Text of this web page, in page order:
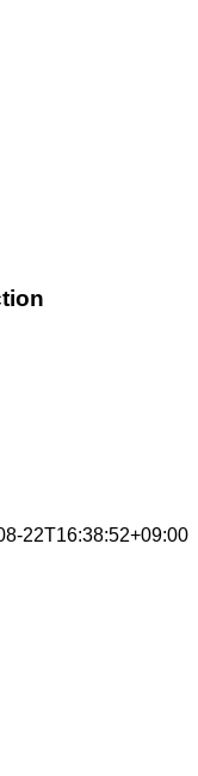
22T16:38:52+09:00